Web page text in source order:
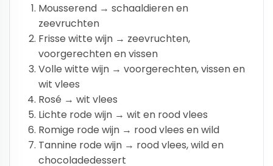
Mousserend → schaaldieren en
zeevruchten
Frisse witte wijn → zeevruchten,
voorgerechten en vissen
Volle witte wijn → voorgerechten, vissen en
wit vlees
Rosé → wit vlees
Lichte rode wijn → wit en rood vlees
Romige rode wijn → rood vlees en wild
Tannine rode wijn → rood vlees, wild en
chocoladedessert